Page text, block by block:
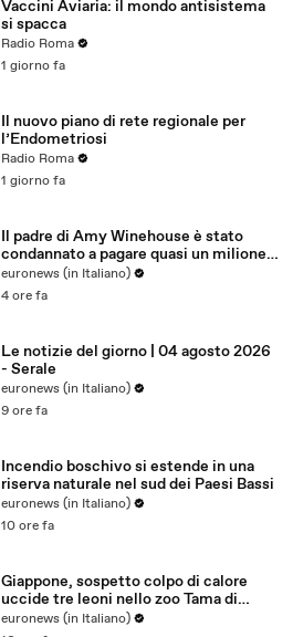
Vaccini Aviaria: il mondo antisistema
si spacca
Radio Roma
1 giorno fa
Il nuovo piano di rete regionale per
l’Endometriosi
Radio Roma
1 giorno fa
Il padre di Amy Winehouse è stato
condannato a pagare quasi un milione
di sterline alle amiche
euronews (in Italiano)
4 ore fa
Le notizie del giorno | 04 agosto 2026
- Serale
euronews (in Italiano)
9 ore fa
Incendio boschivo si estende in una
riserva naturale nel sud dei Paesi Bassi
euronews (in Italiano)
10 ore fa
Giappone, sospetto colpo di calore
uccide tre leoni nello zoo Tama di
Tokyo
euronews (in Italiano)